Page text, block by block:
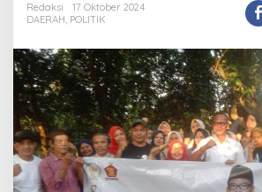
Redaksi
17 Oktober 2024
DAERAH, POLITIK